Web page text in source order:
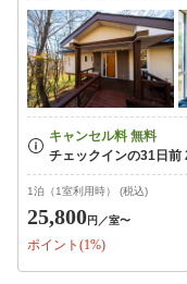
1泊（1室利用時） (税込)
25,800円 ／室〜
ポイント(1%)